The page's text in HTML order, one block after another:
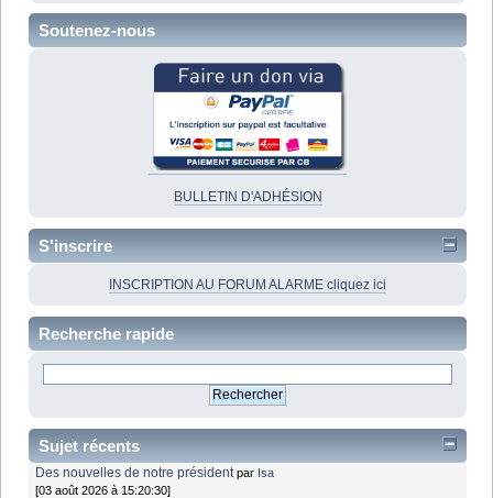
Soutenez-nous
BULLETIN D'ADHÉSION
S'inscrire
INSCRIPTION AU FORUM ALARME cliquez ici
Recherche rapide
Sujet récents
Des nouvelles de notre président par Isa
[03 août 2026 à 15:20:30]